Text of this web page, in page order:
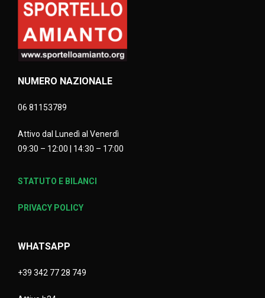
NUMERO NAZIONALE
06 81153789
Attivo dal Lunedì al Venerdì
09:30 – 12:00 | 14:30 – 17:00
STATUTO E BILANCI
PRIVACY POLICY
WHATSAPP
+39 342 77 28 749